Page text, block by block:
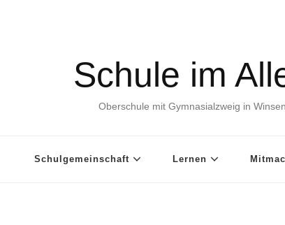
Schule im
Oberschule mit Gymnasialzweig in
Schulgemeinschaft Lernen